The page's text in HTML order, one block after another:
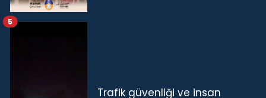
Trafik güvenliği ve insan
5